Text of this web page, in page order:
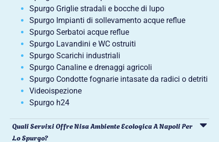
Spurgo Griglie stradali e bocche di lupo
Spurgo Impianti di sollevamento acque reflue
Spurgo Serbatoi acque reflue
Spurgo Lavandini e WC ostruiti
Spurgo Scarichi industriali
Spurgo Canaline e drenaggi agricoli
Spurgo Condotte fognarie intasate da radici o detriti
Videoispezione
Spurgo h24
Quali Servizi Offre Nisa Ambiente Ecologica A Napoli Per
Lo Spurgo?